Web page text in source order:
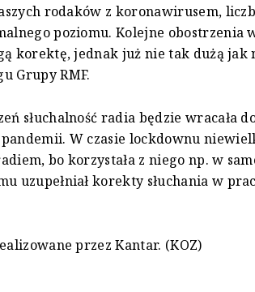
rodaków z koronawirusem,
poziomu. Kolejne obostrzenia
korektę, jednak już nie tak dużą jak
Grupy RMF.
słuchalność radia będzie wracała
W czasie lockdownu
bo korzystała z niego np. w
uzupełniał korekty słuchania w
przez Kantar. (KOZ)